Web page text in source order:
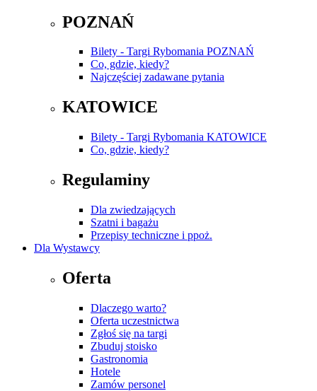
POZNAŃ
Bilety - Targi Rybomania POZNAŃ
Co, gdzie, kiedy?
Najczęściej zadawane pytania
KATOWICE
Bilety - Targi Rybomania KATOWICE
Co, gdzie, kiedy?
Regulaminy
Dla zwiedzających
Szatni i bagażu
Przepisy techniczne i ppoż.
Dla Wystawcy
Oferta
Dlaczego warto?
Oferta uczestnictwa
Zgłoś się na targi
Zbuduj stoisko
Gastronomia
Hotele
Zamów personel